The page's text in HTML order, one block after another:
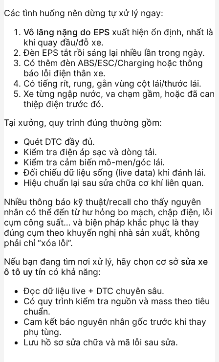
Các tình huống nên dừng tự xử lý ngay:
Vô lăng nặng do EPS xuất hiện ổn định, nhất là
khi quay đầu/đỗ xe.
Đèn EPS tắt rồi sáng lại nhiều lần trong ngày.
Có thêm đèn ABS/ESC/Charging hoặc thông
báo lỗi điện thân xe.
Có tiếng rít, rung, gằn vùng cột lái/thước lái.
Xe từng ngập nước, va chạm gầm, hoặc đã can
thiệp điện trước đó.
Tại xưởng, quy trình đúng thường gồm:
Quét DTC đầy đủ.
Kiểm tra điện áp sạc và dòng tải.
Kiểm tra cảm biến mô-men/góc lái.
Đối chiếu dữ liệu sống (live data) khi đánh lái.
Hiệu chuẩn lại sau sửa chữa cơ khí liên quan.
Nhiều thông báo kỹ thuật/recall cho thấy nguyên
nhân có thể đến từ hư hỏng bo mạch, chập điện, lỗi
cụm công suất… và biện pháp khắc phục là thay
đúng cụm theo khuyến nghị nhà sản xuất, không
phải chỉ “xóa lỗi”.
Nếu bạn đang tìm nơi xử lý, hãy chọn cơ sở sửa xe
ô tô uy tín có khả năng:
Đọc dữ liệu live + DTC chuyên sâu.
Có quy trình kiểm tra nguồn và mass theo tiêu
chuẩn.
Cam kết báo nguyên nhân gốc trước khi thay
phụ tùng.
Lưu hồ sơ sửa chữa và mã lỗi sau sửa.